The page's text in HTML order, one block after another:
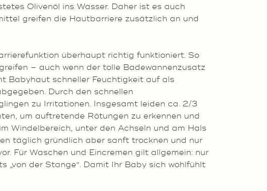
Olivenöl ins Wasser. Daher ist es auch
greifen die Hautbarriere zusätzlich an und
überhaupt richtig funktioniert. So
– auch wenn der tolle Badewannenzusatz
Babyhaut schneller Feuchtigkeit auf als
Durch den schnellen
zu Irritationen. Insgesamt leiden ca. 2/3
um auftretende Rötungen zu erkennen und
Windelbereich, unter den Achseln und am Hals
täglich gründlich aber sanft trocknen und nur
Für Waschen und Eincremen gilt allgemein: nur
„von der Stange“. Damit Ihr Baby sich wohlfühlt